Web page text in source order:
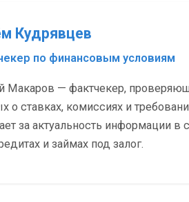
Кудрявцев
по финансовым условиям
Макаров — фактчекер,
о ставках, комиссиях и
за актуальность информации в
и займах под залог.